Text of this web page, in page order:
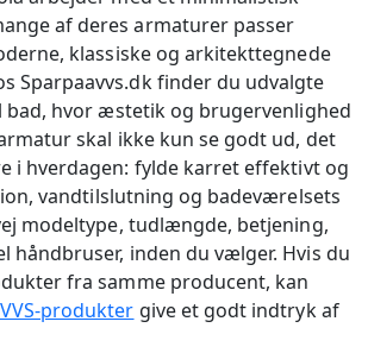
af deres armaturer passer
klassiske og arkitekttegnede
Sparpaavvs.dk finder du udvalgte
bad, hvor æstetik og brugervenlighed
skal ikke kun se godt ud, det
i hverdagen: fylde karret effektivt og
vandtilslutning og badeværelsets
modeltype, tudlængde, betjening,
håndbruser, inden du vælger. Hvis du
fra samme producent, kan
produkter give et godt indtryk af